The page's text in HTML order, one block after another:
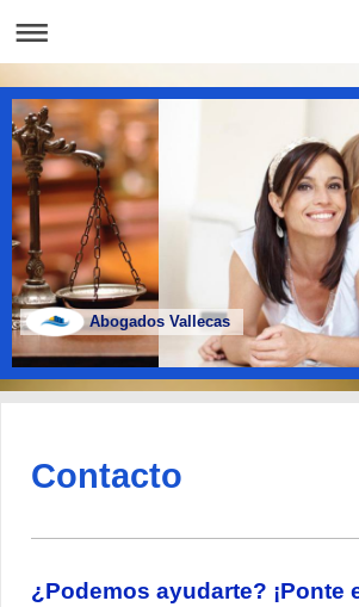
Abogados Vallecas
Contacto
¿Podemos ayudarte? ¡Ponte